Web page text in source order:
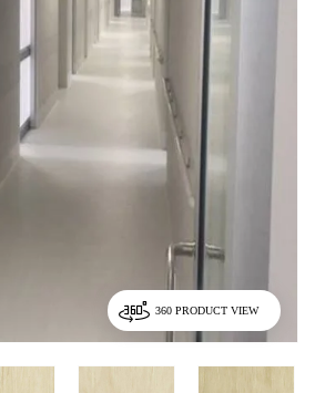
360 PRODUCT VIEW